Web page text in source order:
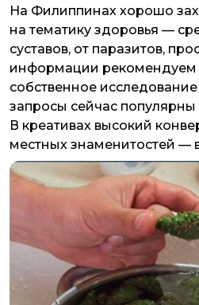
На Филиппинах хорошо
на тематику здоровья —
суставов, от паразитов,
информации рекомендуем
собственное исследование
запросы сейчас
В креативах высокий
местных знаменитостей —